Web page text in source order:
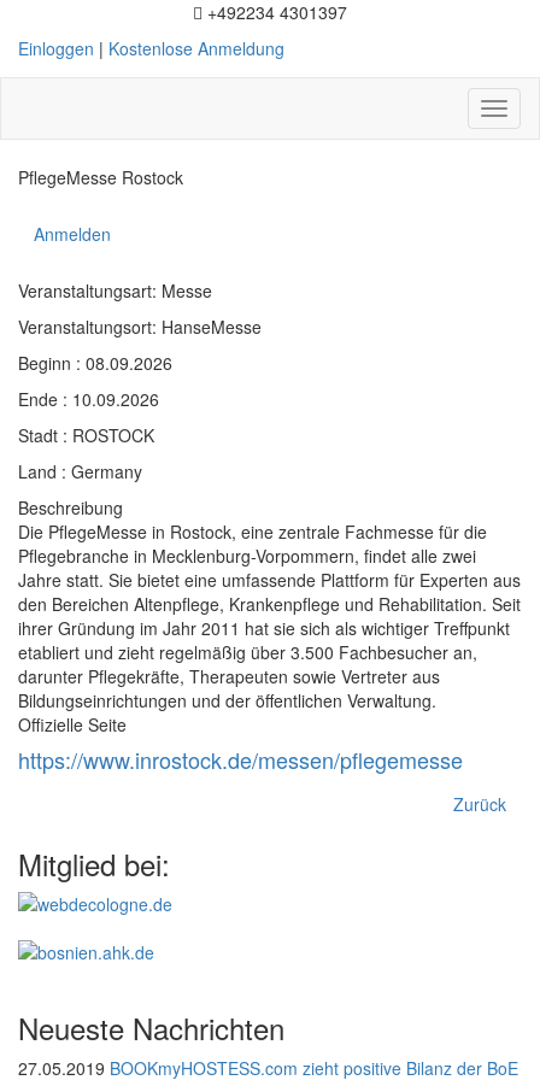
+492234 4301397
Einloggen | Kostenlose Anmeldung
PflegeMesse Rostock
Anmelden
Veranstaltungsart: Messe
Veranstaltungsort: HanseMesse
Beginn : 08.09.2026
Ende : 10.09.2026
Stadt : ROSTOCK
Land : Germany
Beschreibung
Die PflegeMesse in Rostock, eine zentrale Fachmesse für die
Pflegebranche in Mecklenburg-Vorpommern, findet alle zwei
Jahre statt. Sie bietet eine umfassende Plattform für Experten aus
den Bereichen Altenpflege, Krankenpflege und Rehabilitation. Seit
ihrer Gründung im Jahr 2011 hat sie sich als wichtiger Treffpunkt
etabliert und zieht regelmäßig über 3.500 Fachbesucher an,
darunter Pflegekräfte, Therapeuten sowie Vertreter aus
Bildungseinrichtungen und der öffentlichen Verwaltung.
Offizielle Seite
https://www.inrostock.de/messen/pflegemesse
Zurück
Mitglied bei:
Neueste Nachrichten
27.05.2019 BOOKmyHOSTESS.com zieht positive Bilanz der BoE